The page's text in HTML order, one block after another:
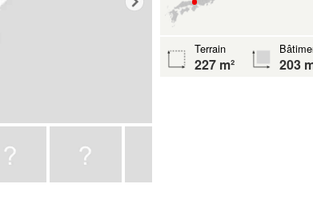
Terrain
227 m² 203